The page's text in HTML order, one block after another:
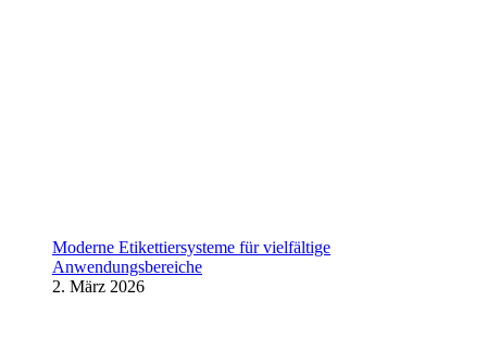
Moderne Etikettiersysteme für vielfältige
Anwendungsbereiche
2. März 2026